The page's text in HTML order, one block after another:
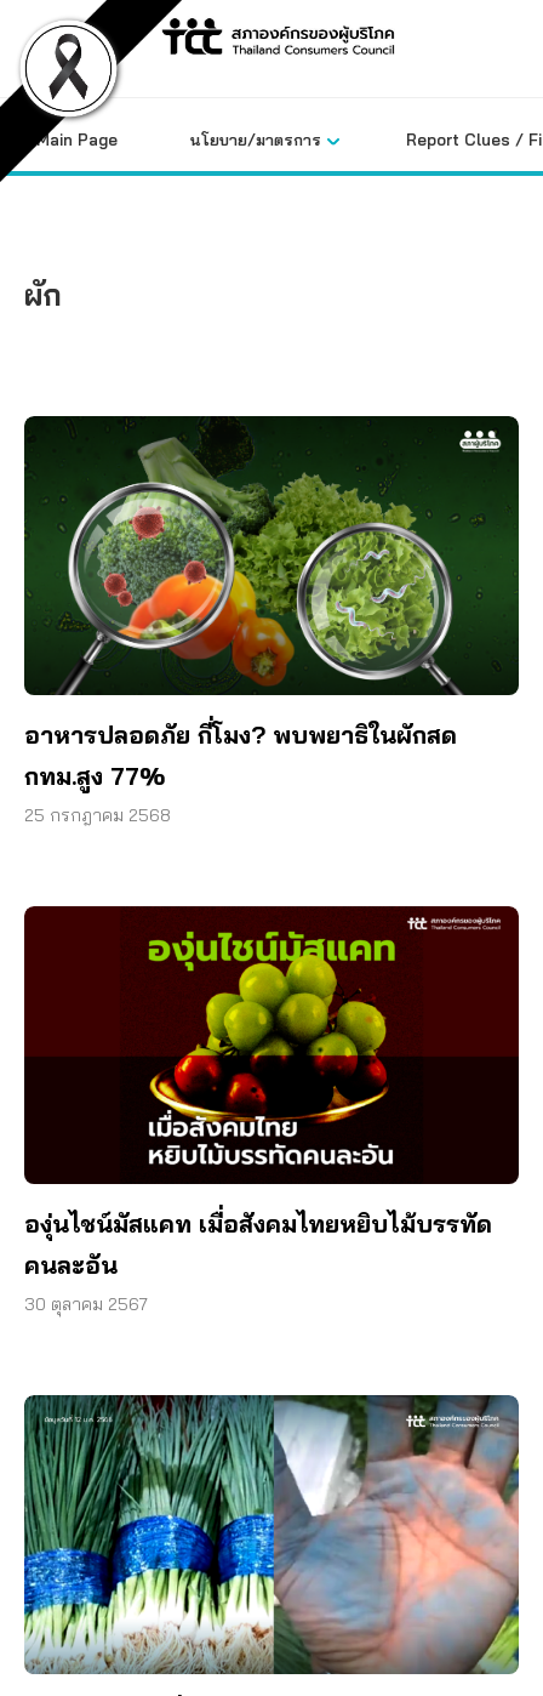
content
Main Page นโยบาย/มาตรการ Report Clues /
ผัก
อาหารปลอดภัย กี่โมง? พบพยาธิในผักสด
กทม.สูง 77%
25 กรกฎาคม 2568
องุ่นไชน์มัสแคท เมื่อสังคมไทยหยิบไม้บรรทัด
คนละอัน
30 ตุลาคม 2567